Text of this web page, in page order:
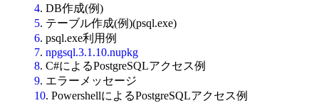
4. DB作成(例)
5. テーブル作成(例)(psql.exe)
6. psql.exe利用例
7. npgsql.3.1.10.nupkg
8. C#によるPostgreSQLアクセス例
9. エラーメッセージ
10. PowershellによるPostgreSQLアクセス例